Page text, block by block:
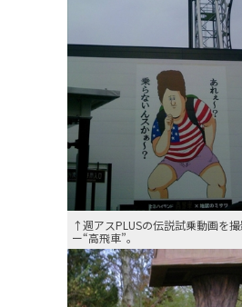
↑週アスPLUSの伝説試乗動画を
ー“高飛車”。